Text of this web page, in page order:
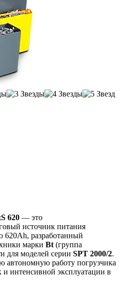
620 — это
источник питания
620Ah, разработанный
марки Bt (группа
для моделей серии SPT 2000/2.
автономную работу погрузчика
и интенсивной эксплуатации в